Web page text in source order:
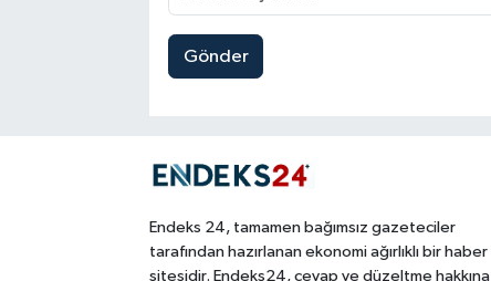
Gönder
Endeks 24, tamamen bağımsız gazeteciler
tarafından hazırlanan ekonomi ağırlıklı bir haber
sitesidir. Endeks24, cevap ve düzeltme hakkına